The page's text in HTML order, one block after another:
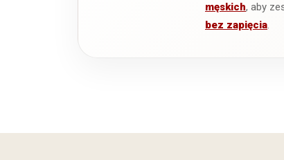
męskich, aby
bez zapięcia.